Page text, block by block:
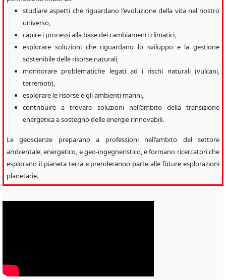
studiare aspetti che riguardano l'evoluzione della vita nel nostro
universo,
capire i processi alla base dei cambiamenti climatici,
esplorare soluzioni che riguardano lo sviluppo e la gestione
sostenibile delle risorse naturali,
monitorare problematiche legati ad i rischi naturali (vulcani,
terremoti),
esplorare le risorse e gli ambienti marini,
contribuire a trovare soluzioni nell’ambito della transizione
energetica a sostegno delle energie rinnovabili.
Le geoscienze preparano a professioni nell’ambito del settore
ambientale, energetico, e geo-ingegneristico, e formano ricercatori che
esplorano il pianeta terra e prenderanno parte alle future esplorazioni
planetarie.